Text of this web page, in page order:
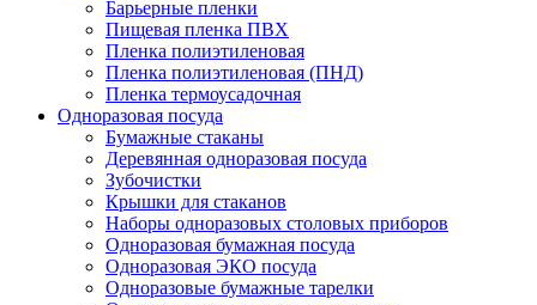
Барьерные пленки
Пищевая пленка ПВХ
Пленка полиэтиленовая
Пленка полиэтиленовая (ПНД)
Пленка термоусадочная
Одноразовая посуда
Бумажные стаканы
Деревянная одноразовая посуда
Зубочистки
Крышки для стаканов
Наборы одноразовых столовых приборов
Одноразовая бумажная посуда
Одноразовая ЭКО посуда
Одноразовые бумажные тарелки